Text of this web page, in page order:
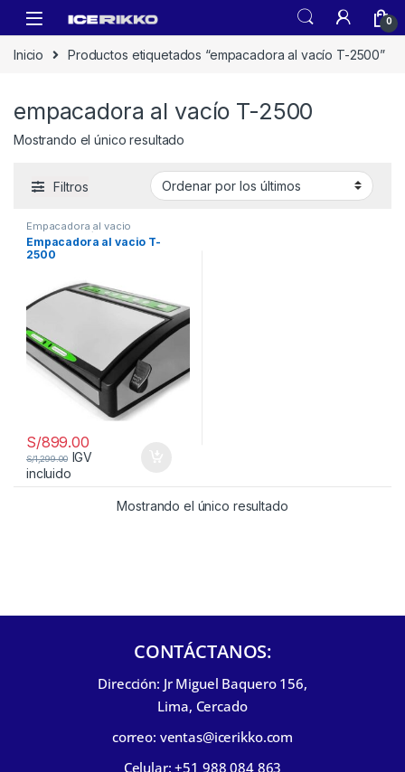
0
Inicio Productos etiquetados “empacadora al vacío T-2500”
empacadora al vacío T-2500
Mostrando el único resultado
Filtros
Empacadora al vacio
domestica Línea Neutro
Empacadora al vacio T-
2500
S/899.00
S/1,299.00 IGV
incluido
Mostrando el único resultado
CONTÁCTANOS:
Dirección: Jr Miguel Baquero 156,
Lima, Cercado
correo: ventas@icerikko.com
Celular: +51 988 084 863